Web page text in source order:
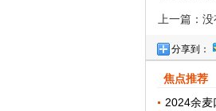
上一篇：
分享到：
焦点推荐
2024余麦